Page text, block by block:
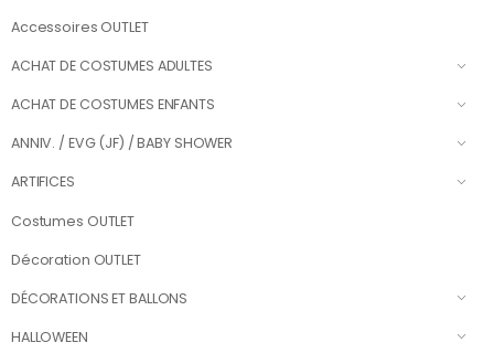
Accessoires OUTLET
ACHAT DE COSTUMES ADULTES
ACHAT DE COSTUMES ENFANTS
ANNIV. / EVG (JF) / BABY SHOWER
ARTIFICES
Costumes OUTLET
Décoration OUTLET
DÉCORATIONS ET BALLONS
HALLOWEEN